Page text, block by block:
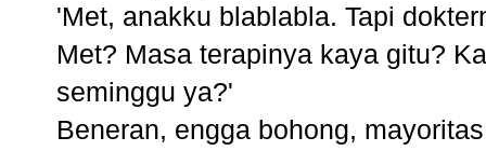
'Met, anakku blablabla. Tapi
Met? Masa terapinya kaya gitu?
seminggu ya?'
Beneran, engga bohong,